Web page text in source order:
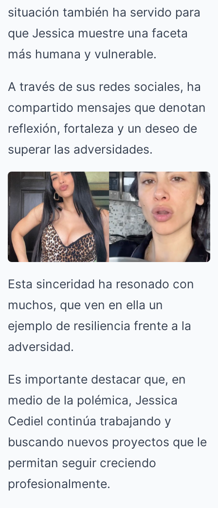
situación también ha servido para
que Jessica muestre una faceta
más humana y vulnerable.
A través de sus redes sociales, ha
compartido mensajes que denotan
reflexión, fortaleza y un deseo de
superar las adversidades.
Esta sinceridad ha resonado con
muchos, que ven en ella un
ejemplo de resiliencia frente a la
adversidad.
Es importante destacar que, en
medio de la polémica, Jessica
Cediel continúa trabajando y
buscando nuevos proyectos que le
permitan seguir creciendo
profesionalmente.